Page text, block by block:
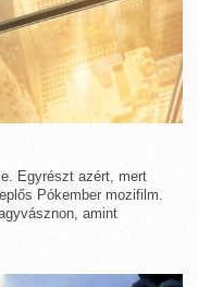
Egyrészt azért, mert
Pókember mozifilm.
amint